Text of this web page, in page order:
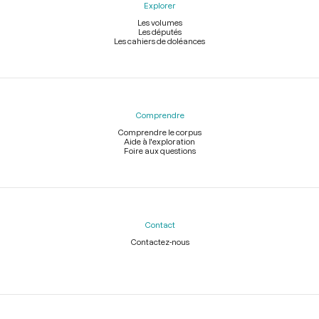
Explorer
Les volumes
Les députés
Les cahiers de doléances
Comprendre
Comprendre le corpus
Aide à l'exploration
Foire aux questions
Contact
Contactez-nous
Légal